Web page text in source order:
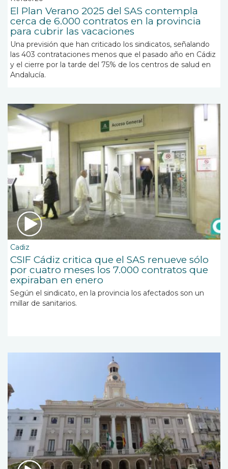
El Plan Verano 2025 del SAS contempla
cerca de 6.000 contratos en la provincia
para cubrir las vacaciones
Una previsión que han criticado los sindicatos, señalando
las 403 contrataciones menos que el pasado año en Cádiz
y el cierre por la tarde del 75% de los centros de salud en
Andalucía.
Cadiz
CSIF Cádiz critica que el SAS renueve sólo
por cuatro meses los 7.000 contratos que
expiraban en enero
Según el sindicato, en la provincia los afectados son un
millar de sanitarios.